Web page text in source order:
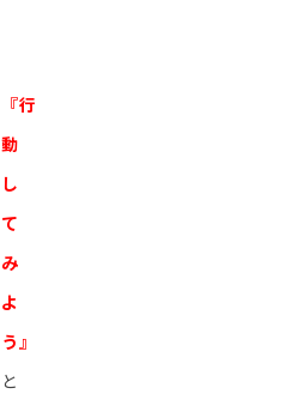
『行
動
し
て
み
よ
う』
と